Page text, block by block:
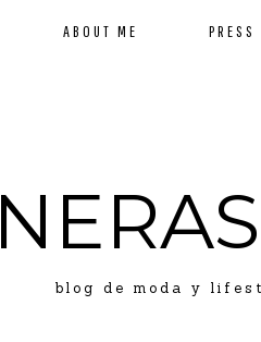
blog de moda y
ABOUT ME PRESS